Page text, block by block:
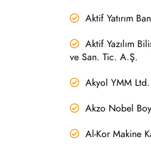
Aktif Yatırım
Aktif Yazılım
ve San. Tic. A.Ş.
Akyol YMM
Akzo Nobel
Al-Kor Makine